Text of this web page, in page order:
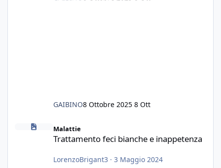
GAIBINO8 Ottobre 2025 8 Ott
Trattamento feci bianche e inappetenza
Malattie
Trattamento feci bianche e inappetenza
LorenzoBrigant3 · 3 Maggio 2024